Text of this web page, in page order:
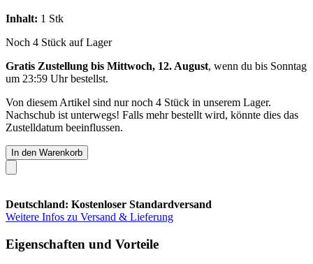
Inhalt: 1 Stk
Noch 4 Stück auf Lager
Gratis Zustellung bis Mittwoch, 12. August, wenn du bis Sonntag
um 23:59 Uhrbestellst.
Von diesem Artikel sind nur noch 4 Stück in unserem Lager.
Nachschub ist unterwegs! Falls mehr bestellt wird, könnte dies das
Zustelldatum beeinflussen.
In den Warenkorb
Deutschland: Kostenloser Standardversand
Weitere Infos zu Versand & Lieferung
Eigenschaften und Vorteile